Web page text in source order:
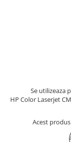
Se utilizeaza
HP Color Laserjet
Acest